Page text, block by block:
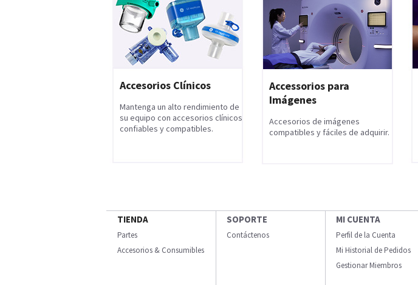
Accesorios Clínicos
Mantenga un alto rendimiento de
su equipo con accesorios clínicos
confiables y compatibles.
Accessorios para
Imágenes
Accesorios de imágenes
compatibles y fáciles de adquirir.
TIENDA
Partes
Accesorios & Consumibles
SOPORTE
Contáctenos
MI CUENTA
Perfil de la Cuenta
Mi Historial de Pedidos
Gestionar Miembros